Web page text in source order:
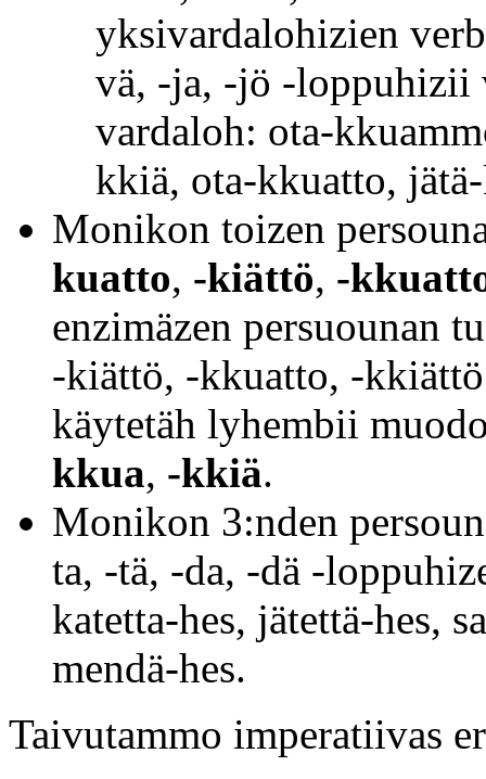
yksivardalohizien
vä, -ja, -jö -
vardaloh: ota-
kkiä, ota-kkuatto,
Monikon toizen
kuatto, -kiättö, -
enzimäzen persuounan
-kiättö, -kkuatto, -
käytetäh lyhembii
kkua, -kkiä.
Monikon 3:nden
ta, -tä, -da, -dä -
katetta-hes, jätettä-hes,
mendä-hes.
Taivutammo imperatiivas